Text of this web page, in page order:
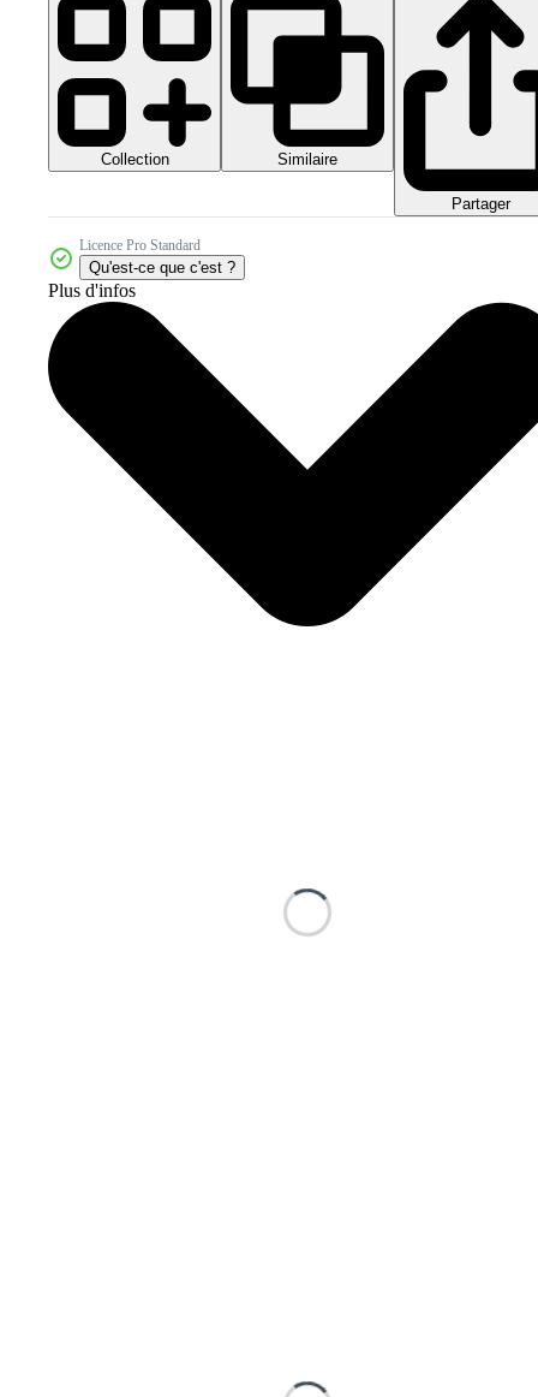
Collection Similaire
Partager
Licence Pro Standard
Qu'est-ce que c'est ?
Plus d'infos